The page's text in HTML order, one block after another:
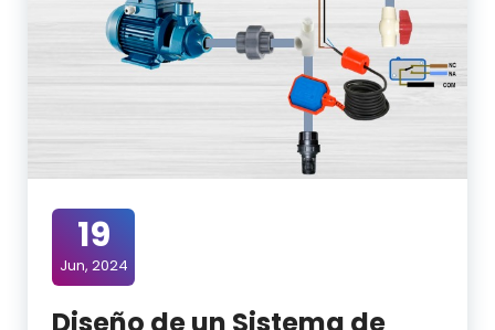
19
Jun, 2024
Diseño de un Sistema de